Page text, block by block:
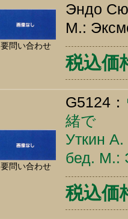
要問い合わせ
Эндо
М.:
税込価
要問い合わせ
G5124：
緒で
Уткин
бед. М.:
税込価